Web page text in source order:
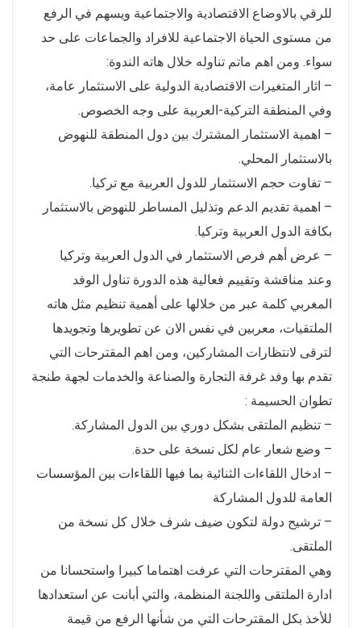
للرقي بالاوضاع الاقتصادية والاجتماعية ويسهم في الرفع
من مستوى الحياة الاجتماعية للافراد والجماعات على حد
سواء. ومن اهم ماتم تناوله خلال هاته الندوة:
– اثار المتغيرات الاقتصادية الدولية على الاستثمار عامة،
وفي المنطقة التركية-العربية على وجه الخصوص.
– اهمية الاستثمار المشترك بين دول المنطقة للنهوض
بالاستثمار المحلي.
– تفاوت حجم الاستثمار للدول العربية مع تركيا.
– اهمية تقديم الدعم وتذليل المساطر للنهوض بالاستثمار
بكافة الدول العربية وتركيا.
– عرض أهم فرص الاستثمار في الدول العربية وتركيا
وعند مناقشة وتقييم فعالية هذه الدورة تناول الوفد
المغربي كلمة عبر من خلالها على أهمية تنظيم مثل هاته
الملتقيات، معربين في نفس الان عن تطويرها وتجويدها
لترقى لانتظارات المشاركين، ومن اهم المقترحات التي
تقدم بها وفد غرفة التجارة والصناعة والخدمات لجهة طنجة
تطوان الحسيمة :
– تنظيم الملتقى بشكل دوري بين الدول المشاركة.
– وضع شعار عام لكل نسخة على حدة.
– ادخال اللقاءات الثنائية بما فيها اللقاءات بين المؤسسات
العامة للدول المشاركة
– ترشيح دولة لتكون ضيف شرف خلال كل نسخة من
الملتقى.
وهي المقترحات التي عرفت اهتماما كبيرا واستحسانا من
ادارة الملتقى واللجنة المنظمة، والتي أبانت عن استعدادها
للأخذ بكل المقترحات التي من شأنها الرفع من قيمة